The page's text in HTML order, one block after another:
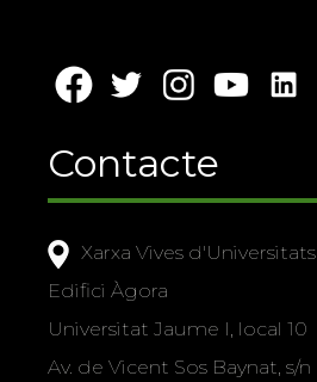
Contacte
Xarxa Vives d'Universitats
Edifici Àgora
Universitat Jaume I, local 10
Av. de Vicent Sos Baynat, s/n